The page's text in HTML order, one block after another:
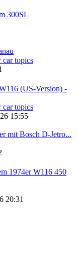
300SL
car topics
(US-Version) -
car topics
15:55
mit Bosch D-Jetro...
1974er W116 450
20:31